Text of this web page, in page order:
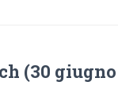
(30 giugno